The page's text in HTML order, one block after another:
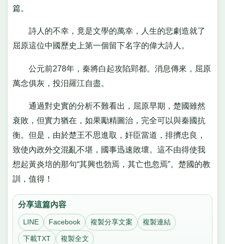
篇。
詩人的不幸，竟是文學的萬幸，人生的悲劇造就了
屈原這位中國歷史上第一個留下名字的偉大詩人。
公元前278年，秦將白起攻陷郢都。消息傳來，屈原
萬念俱灰，投汨羅江自盡。
通過對史實的分析不難看出，屈原早期，楚國雖然
衰敗，但實力猶在，如果勵精圖治，完全可以與秦國抗
衡。但是，由於楚王不思進取，奸臣當道，排擠忠良，
致使內政外交混亂不堪，國事迅速敗壞。這不由得使我
想起黃炎培的那句“其興也勃焉，其亡也忽焉”。楚國的教
訓，值得！
分享這篇內容
LINE Facebook 複製分享文案 複製連結
下載TXT 複製全文